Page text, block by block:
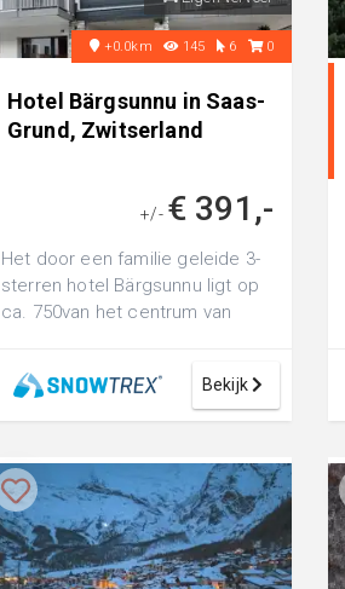
+0.0km 145 6 0
Hotel Bärgsunnu in Saas-
Grund, Zwitserland
+/- € 391,-
Het door een familie geleide 3-
sterren hotel Bärgsunnu ligt op
ca. 750van het centrum van
Bekijk